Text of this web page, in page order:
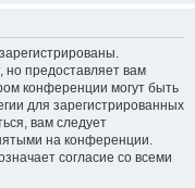
но предоставляет вам
конференции могут быть
для зарегистрированных
вам следует
на конференции.
согласие со всеми